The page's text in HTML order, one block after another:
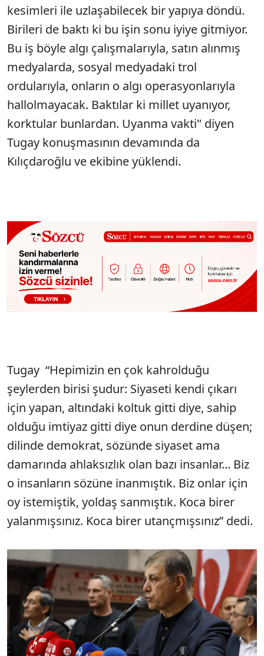
kesimleri ile uzlaşabilecek bir yapıya döndü.
Birileri de baktı ki bu işin sonu iyiye gitmiyor.
Bu iş böyle algı çalışmalarıyla, satın alınmış
medyalarda, sosyal medyadaki trol
ordularıyla, onların o algı operasyonlarıyla
hallolmayacak. Baktılar ki millet uyanıyor,
korktular bunlardan. Uyanma vakti" diyen
Tugay konuşmasının devamında da
Kılıçdaroğlu ve ekibine yüklendi.
Tugay “Hepimizin en çok kahrolduğu
şeylerden birisi şudur: Siyaseti kendi çıkarı
için yapan, altındaki koltuk gitti diye, sahip
olduğu imtiyaz gitti diye onun derdine düşen;
dilinde demokrat, sözünde siyaset ama
damarında ahlaksızlık olan bazı insanlar... Biz
o insanların sözüne inanmıştık. Biz onlar için
oy istemiştik, yoldaş sanmıştık. Koca birer
yalanmışsınız. Koca birer utançmışsınız” dedi.